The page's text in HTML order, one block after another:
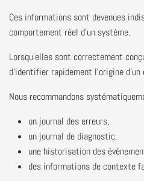
Ces informations sont devenues
comportement réel d'un système.
Lorsqu'elles sont correctement
d'identifier rapidement l'origine d'un
Nous recommandons
un journal des erreurs,
un journal de diagnostic,
une historisation des
des informations de contexte